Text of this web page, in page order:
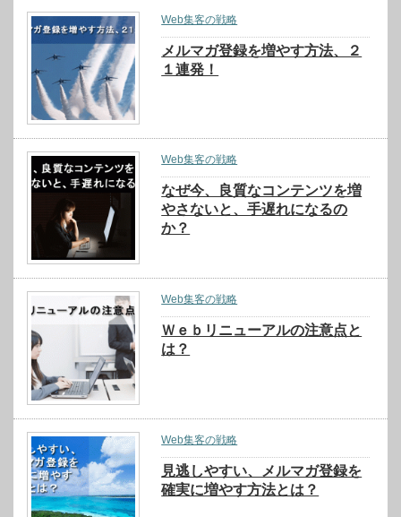
Web集客の戦略
メルマガ登録を増やす方法、２
１連発！
Web集客の戦略
なぜ今、良質なコンテンツを増
やさないと、手遅れになるの
か？
Web集客の戦略
Ｗｅｂリニューアルの注意点と
は？
Web集客の戦略
見逃しやすい、メルマガ登録を
確実に増やす方法とは？